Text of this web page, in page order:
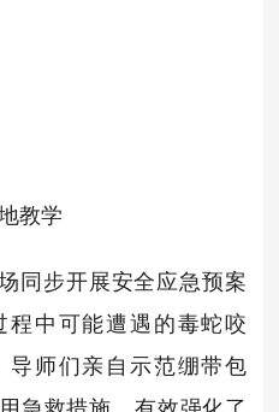
教学
同步开展安全应急预案
中可能遭遇的毒蛇咬
师们亲自示范绷带包